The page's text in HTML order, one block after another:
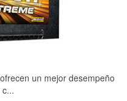
un mejor desempeño
c...